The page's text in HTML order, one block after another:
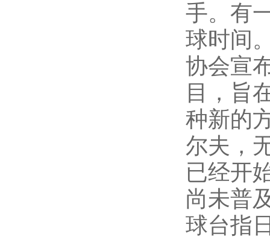
手。有
球时间
协会宣
目，旨
种新的
尔夫，
已经开
尚未普
球台指